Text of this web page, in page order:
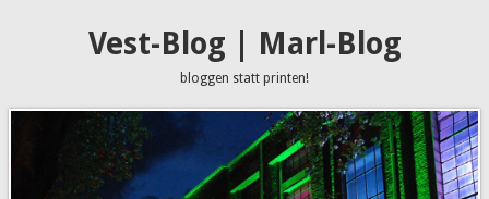
Vest-Blog | Marl-Blog
bloggen statt printen!